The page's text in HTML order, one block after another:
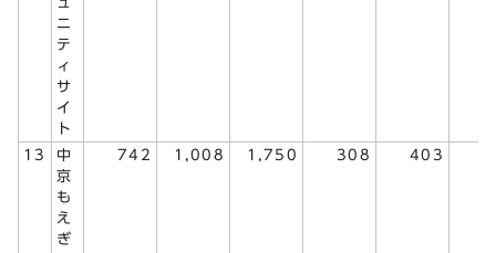
ニ
テ
ィ
サ
イ
ト
13
中
京
も
え
ぎ
742 1,008 1,750 308 403